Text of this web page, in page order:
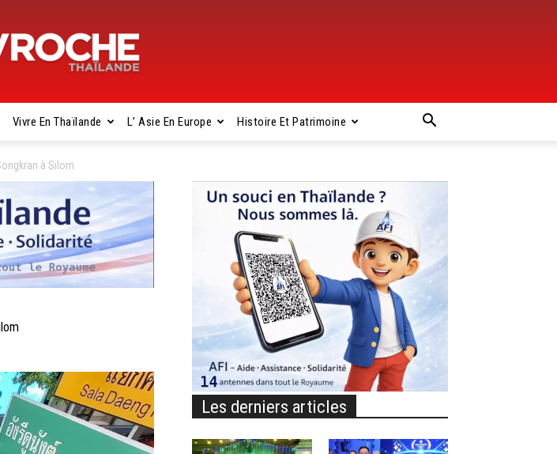
Gavroche
Thaïlande
Vivre En Thaïlande L’ Asie En Europe Histoire Et Patrimoine
à Silom
Les derniers articles